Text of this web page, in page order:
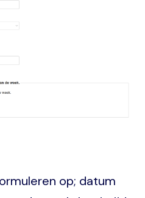
op; datum